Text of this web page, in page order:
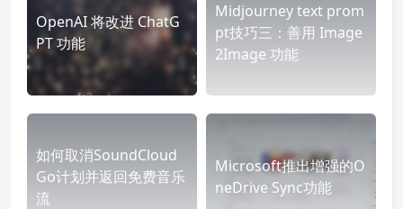
OpenAI 将改进 ChatG
PT 功能
Midjourney text prom
pt技巧三：善用 Image
2Image 功能
如何取消SoundCloud
Go计划并返回免费音乐
流
Microsoft推出增强的O
neDrive Sync功能